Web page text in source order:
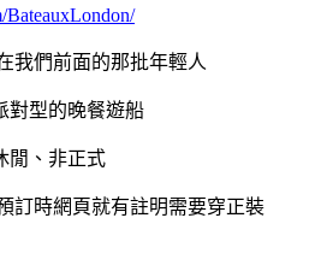
BateauxLondon/
我們前面的那批年輕人
對型的晚餐遊船
閒、非正式
訂時網頁就有註明需要穿正裝